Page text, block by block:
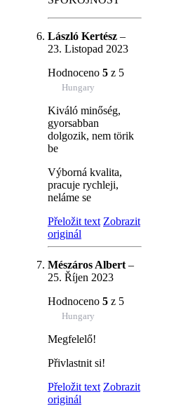
László Kertész –
23. Listopad 2023
Hodnoceno 5 z 5
Hungary
Kiváló minőség,
gyorsabban
dolgozik, nem törik
be
Výborná kvalita,
pracuje rychleji,
neláme se
Přeložit text Zobrazit
originál
Mészáros Albert –
25. Říjen 2023
Hodnoceno 5 z 5
Hungary
Megfelelő!
Přivlastnit si!
Přeložit text Zobrazit
originál